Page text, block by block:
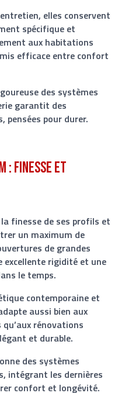
elles conservent
spécifique et
aux habitations
efficace entre confort
des systèmes
garantit des
pensées pour durer.
: finesse et
finesse de ses profils et
un maximum de
de grandes
rigidité et une
le temps.
contemporaine et
aussi bien aux
rénovations
et durable.
des systèmes
intégrant les dernières
confort et longévité.